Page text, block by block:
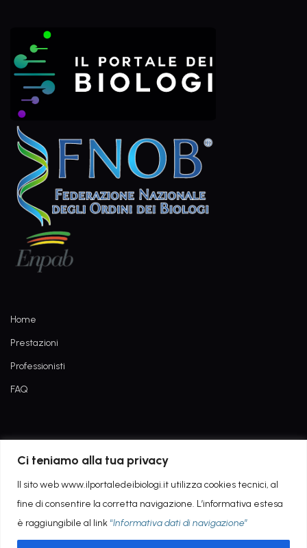
Ci teniamo alla tua privacy
Il sito web www.ilportaledeibiologi.it utilizza cookies tecnici, al
fine di consentire la corretta navigazione. L’informativa estesa
è raggiungibile al link “Informativa dati di navigazione”
Home
Prestazioni
Professionisti
FAQ